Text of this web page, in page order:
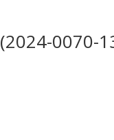
(2024-0070-